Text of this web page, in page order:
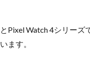
Pixel Watch 4シリー
ます。